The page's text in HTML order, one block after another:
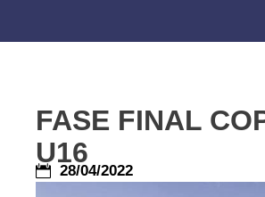
FASE FINAL
U16
28/04/2022